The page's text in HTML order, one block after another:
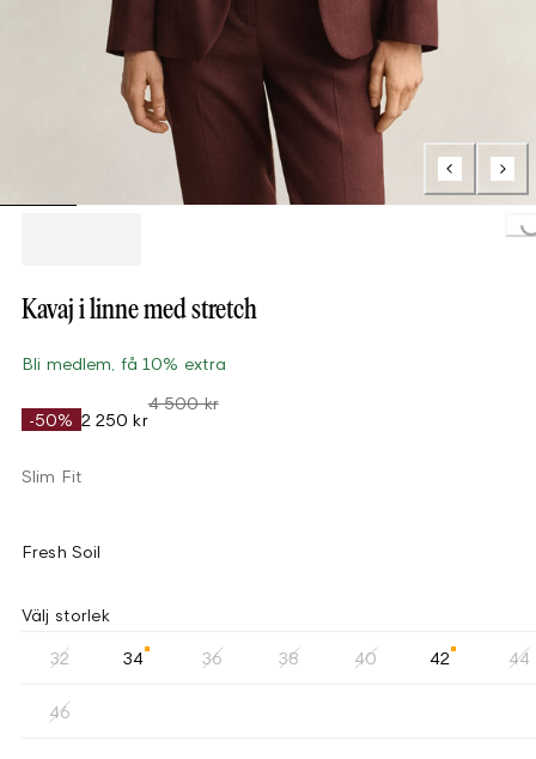
Loading...
Kavaj i linne med stretch
Bli medlem, få 10% extra
-50% 2 250 kr
4 500 kr
Slim Fit
Fresh Soil
Välj storlek
32 34 36 38 40 42 44
46